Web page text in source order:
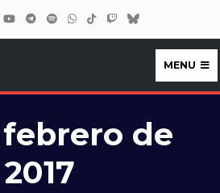
MENU
de
2017